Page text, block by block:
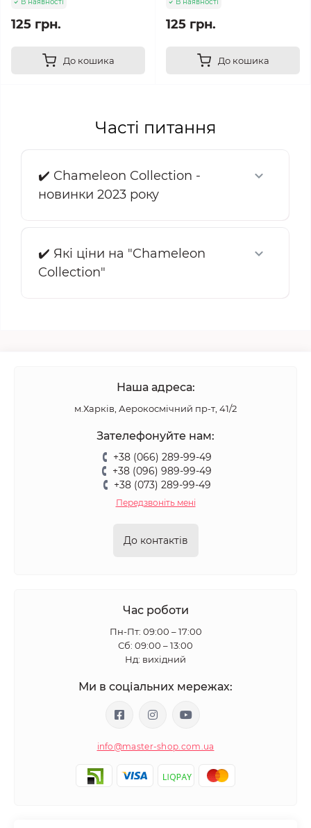
125 грн.
До кошика
125 грн.
До кошика
Часті питання
✔️ Chameleon Collection -
новинки 2023 року
✔️ Які ціни на "Chameleon
Collection"
Наша адреса:
м.Харків, Аерокосмічний пр-т, 41/2
Зателефонуйте нам:
+38 (066) 289-99-49
+38 (096) 989-99-49
+38 (073) 289-99-49
Передзвоніть мені
До контактів
Час роботи
Пн-Пт: 09:00 – 17:00
Сб: 09:00 – 13:00
Нд: вихідний
Ми в соціальних мережах:
info@master-shop.com.ua